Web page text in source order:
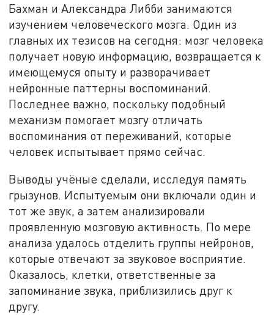
Бахман и Александра Либби занимаются
изучением человеческого мозга. Один из
главных их тезисов на сегодня: мозг человека
получает новую информацию, возвращается к
имеющемуся опыту и разворачивает
нейронные паттерны воспоминаний.
Последнее важно, поскольку подобный
механизм помогает мозгу отличать
воспоминания от переживаний, которые
человек испытывает прямо сейчас.
Выводы учёные сделали, исследуя память
грызунов. Испытуемым они включали один и
тот же звук, а затем анализировали
проявленную мозговую активность. По мере
анализа удалось отделить группы нейронов,
которые отвечают за звуковое восприятие.
Оказалось, клетки, ответственные за
запоминание звука, приблизились друг к
другу.